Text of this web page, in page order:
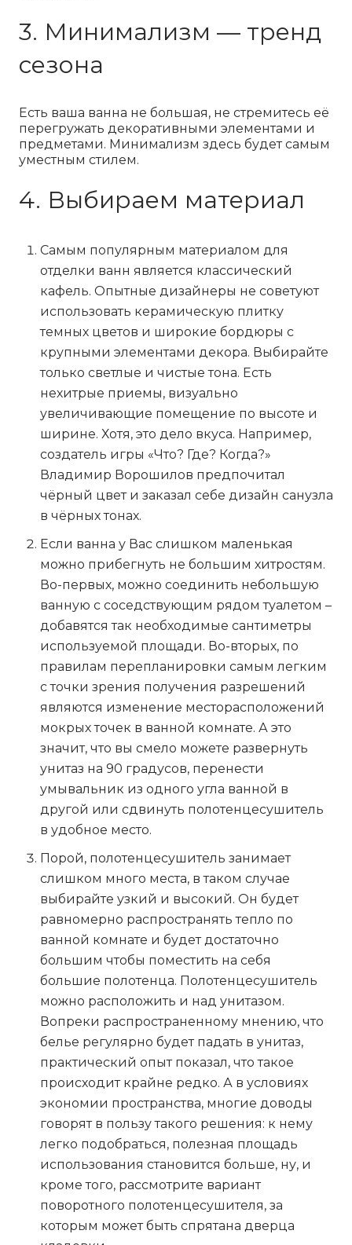
3. Минимализм — тренд
сезона
Есть ваша ванна не большая, не стремитесь её
перегружать декоративными элементами и
предметами. Минимализм здесь будет самым
уместным стилем.
4. Выбираем материал
Самым популярным материалом для
отделки ванн является классический
кафель. Опытные дизайнеры не советуют
использовать керамическую плитку
темных цветов и широкие бордюры с
крупными элементами декора. Выбирайте
только светлые и чистые тона. Есть
нехитрые приемы, визуально
увеличивающие помещение по высоте и
ширине. Хотя, это дело вкуса. Например,
создатель игры «Что? Где? Когда?»
Владимир Ворошилов предпочитал
чёрный цвет и заказал себе дизайн санузла
в чёрных тонах.
Если ванна у Вас слишком маленькая
можно прибегнуть не большим хитростям.
Во-первых, можно соединить небольшую
ванную с соседствующим рядом туалетом –
добавятся так необходимые сантиметры
используемой площади. Во-вторых, по
правилам перепланировки самым легким
с точки зрения получения разрешений
являются изменение месторасположений
мокрых точек в ванной комнате. А это
значит, что вы смело можете развернуть
унитаз на 90 градусов, перенести
умывальник из одного угла ванной в
другой или сдвинуть полотенцесушитель
в удобное место.
Порой, полотенцесушитель занимает
слишком много места, в таком случае
выбирайте узкий и высокий. Он будет
равномерно распространять тепло по
ванной комнате и будет достаточно
большим чтобы поместить на себя
большие полотенца. Полотенцесушитель
можно расположить и над унитазом.
Вопреки распространенному мнению, что
белье регулярно будет падать в унитаз,
практический опыт показал, что такое
происходит крайне редко. А в условиях
экономии пространства, многие доводы
говорят в пользу такого решения: к нему
легко подобраться, полезная площадь
использования становится больше, ну, и
кроме того, рассмотрите вариант
поворотного полотенцесушителя, за
которым может быть спрятана дверца